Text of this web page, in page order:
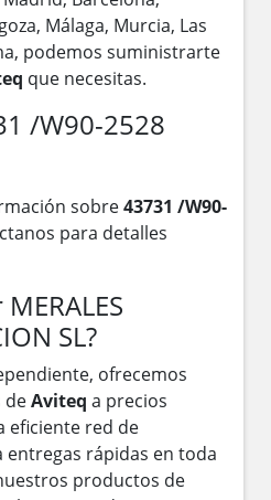
Málaga, Murcia, Las
podemos suministrarte
que necesitas.
/W90-2528
sobre43731 /W90-
para detalles
SL?
ofrecemos
deAviteq a precios
eficiente red de
rápidas en toda
productos de